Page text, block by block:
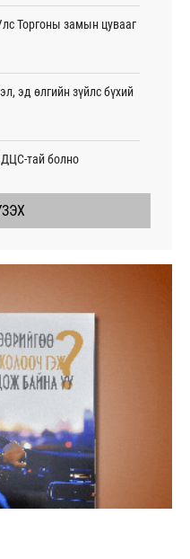
Торгоны замын цувааг
эд өлгийн зүйлс бүхий
тай болно